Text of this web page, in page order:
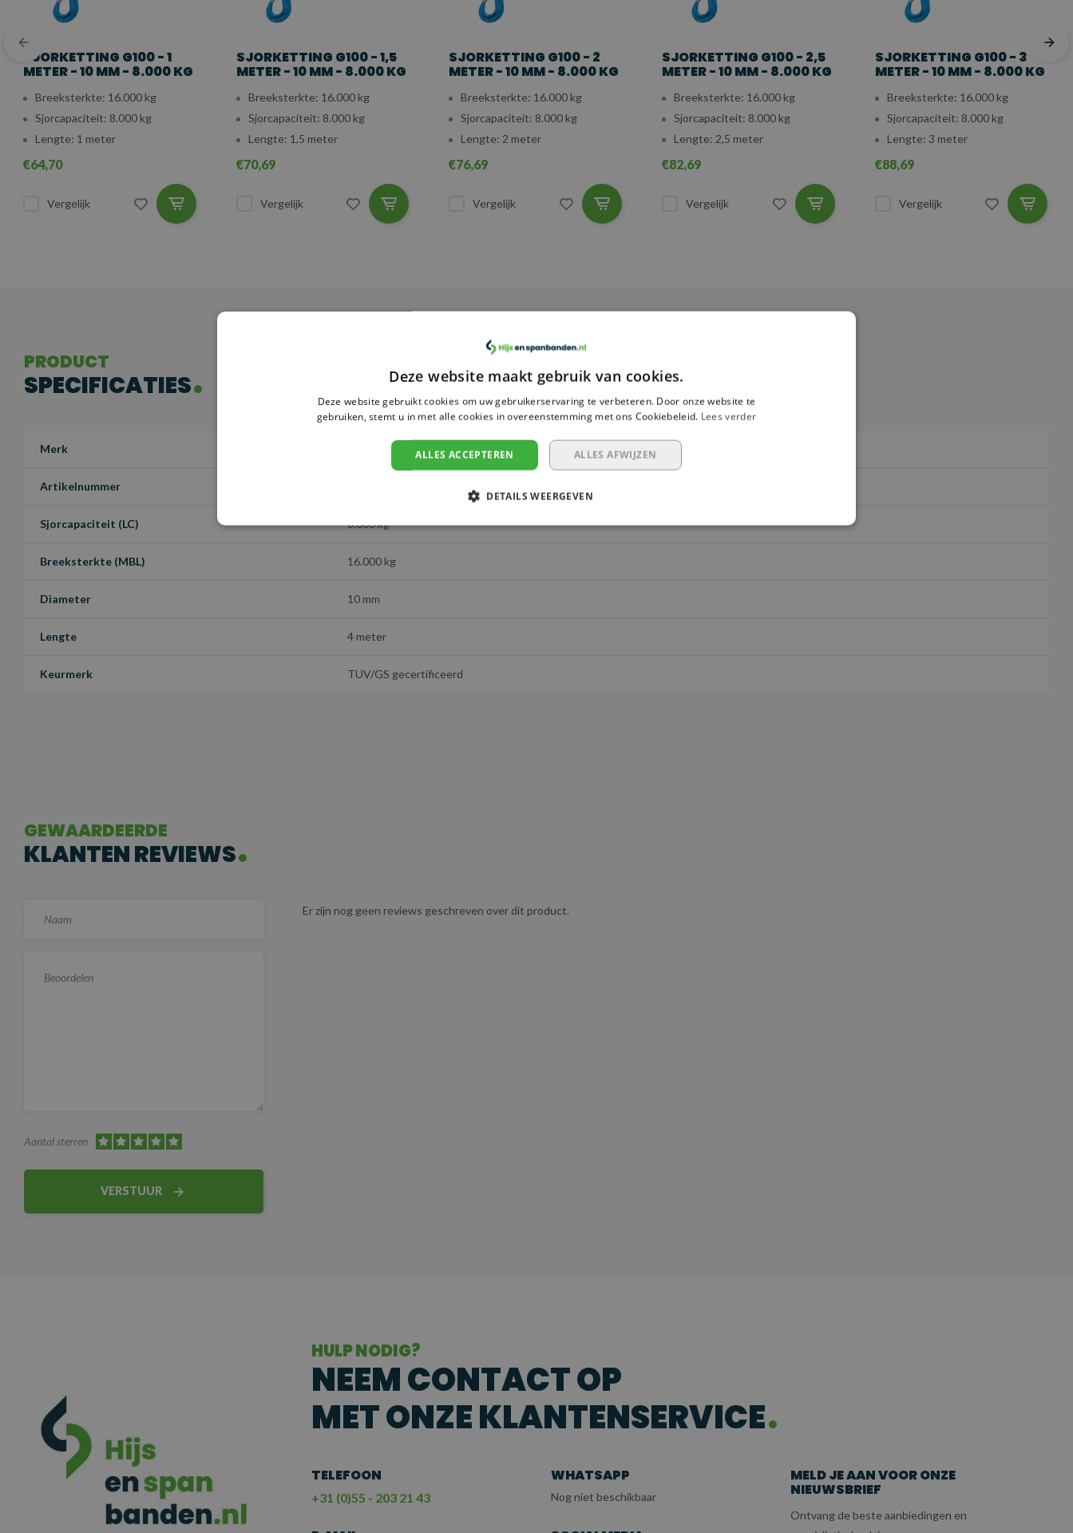
SJORKETTING G100 - 1
METER - 10 MM - 8.000 KG
Breeksterkte: 16.000 kg
Sjorcapaciteit: 8.000 kg
Lengte: 1 meter
€64,70
Vergelijk
SJORKETTING G100 - 1,5
METER - 10 MM - 8.000 KG
Breeksterkte: 16.000 kg
Sjorcapaciteit: 8.000 kg
Lengte: 1,5 meter
€70,69
Vergelijk
SJORKETTING G100 - 2
METER - 10 MM - 8.000 KG
Breeksterkte: 16.000 kg
Sjorcapaciteit: 8.000 kg
Lengte: 2 meter
€76,69
Vergelijk
SJORKETTING G100 - 2,5
METER - 10 MM - 8.000 KG
Breeksterkte: 16.000 kg
Sjorcapaciteit: 8.000 kg
Lengte: 2,5 meter
€82,69
Vergelijk
SJORKETTING G100 - 3
METER - 10 MM - 8.000 KG
Breeksterkte: 16.000 kg
Sjorcapaciteit: 8.000 kg
Lengte: 3 meter
€88,69
Vergelijk
PRODUCT
SPECIFICATIES
Merk SafetyLoad
Artikelnummer
Sjorcapaciteit (LC) 8.000 kg
Breeksterkte (MBL) 16.000 kg
Diameter 10 mm
Lengte 4 meter
Keurmerk TUV/GS gecertificeerd
GEWAARDEERDE
KLANTEN REVIEWS
Aantal sterren
VERSTUUR
Er zijn nog geen reviews geschreven over dit product.
HULP NODIG?
NEEM CONTACT OP
MET ONZE KLANTENSERVICE
TELEFOON
+31 (0)55 - 203 21 43
WHATSAPP
Nog niet beschikbaar
MELD JE AAN VOOR ONZE
NIEUWSBRIEF
Ontvang de beste aanbiedingen en
Deze website maakt gebruik van cookies.
Deze website gebruikt cookies om uw gebruikerservaring te verbeteren. Door onze website te
gebruiken, stemt u in met alle cookies in overeenstemming met ons Cookiebeleid. Lees verder
ALLES ACCEPTEREN ALLES AFWIJZEN
DETAILS WEERGEVEN